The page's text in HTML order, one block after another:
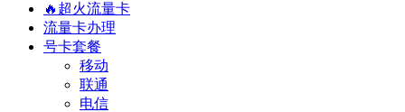
🔥超火流量卡
流量卡办理
号卡套餐
移动
联通
电信